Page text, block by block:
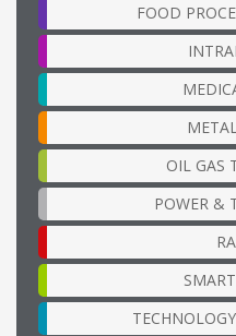
FOOD
OIL GAS
POWER &